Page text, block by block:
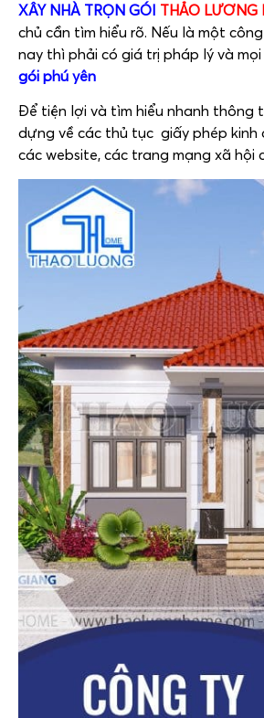
XÂY NHÀ TRỌN GÓI THẢO LƯƠNG
chủ cần tìm hiểu rõ. Nếu là một
nay thì phải có giá trị pháp lý và
gói phú yên
Để tiện lợi và tìm hiểu nhanh
dựng về các thủ tục giấy phép
các website, các trang mạng xã